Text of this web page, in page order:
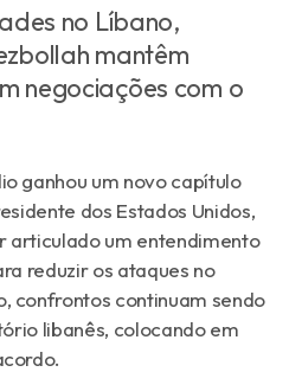
no Líbano,
mantêm
negociações com o
ganhou um novo capítulo
dos Estados Unidos,
articulado um entendimento
reduzir os ataques no
confrontos continuam sendo
libanês, colocando em